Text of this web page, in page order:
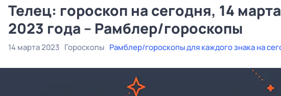
Телец: гороскоп на сегодня, 14 марта
2023 года – Рамблер/гороскопы
14 марта 2023 Гороскопы Рамблер/гороскопы для каждого знака на